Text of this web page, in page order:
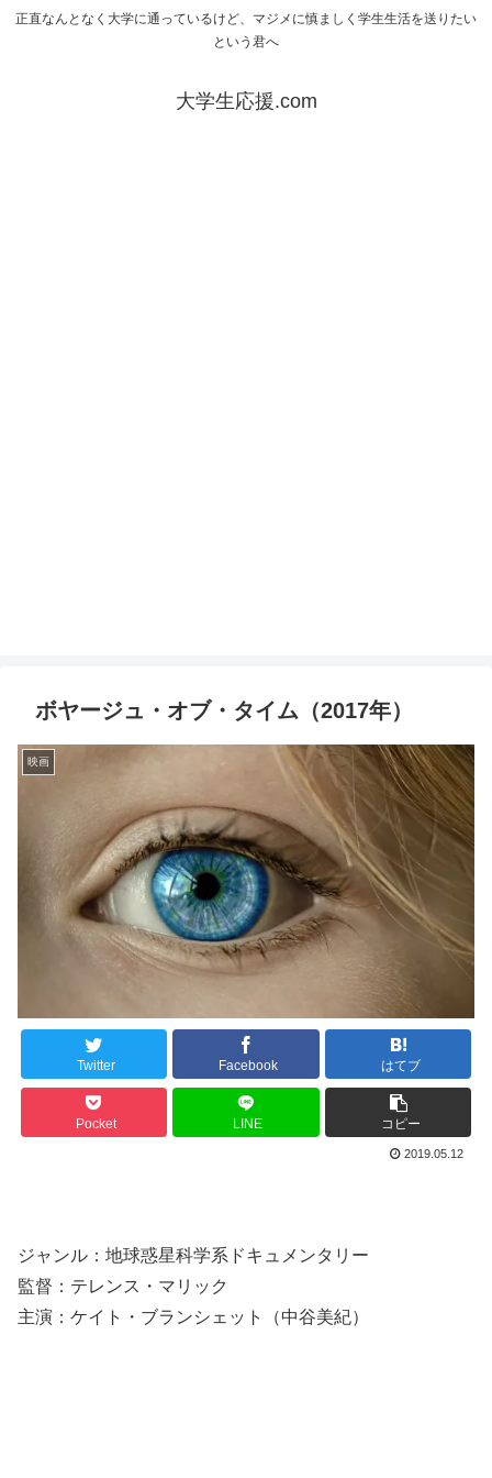
正直なんとなく大学に通っているけど、マジメに慎ましく学生生活を送りたい
という君へ
大学生応援.com
ボヤージュ・オブ・タイム（2017年）
映画
Twitter Facebook はてブ
Pocket LINE コピー
2019.05.12
ジャンル：地球惑星科学系ドキュメンタリー
監督：テレンス・マリック
主演：ケイト・ブランシェット（中谷美紀）